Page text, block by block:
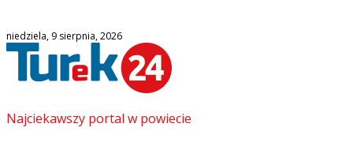
niedziela, 9 sierpnia, 2026
Najciekawszy portal w powiecie